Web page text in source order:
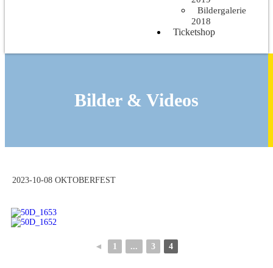
Bildergalerie
2018
Ticketshop
Bilder & Videos
2023-10-08 OKTOBERFEST
◄ 1 ... 3 4